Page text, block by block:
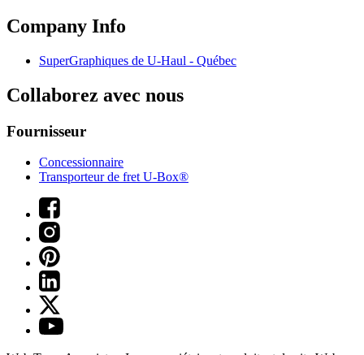
Company Info
SuperGraphiques de U-Haul - Québec
Collaborez avec nous
Fournisseur
Concessionnaire
Transporteur de fret U-Box®